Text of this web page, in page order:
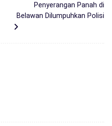
Penyerangan Panah di
Belawan Dilumpuhkan Polisi